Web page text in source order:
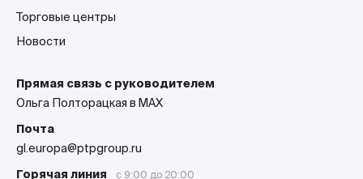
Торговые центры
Новости
Прямая связь с руководителем
Ольга Полторацкая в MAX
Почта
gl.europa@ptpgroup.ru
Горячая линия
с 9:00 до 20:00